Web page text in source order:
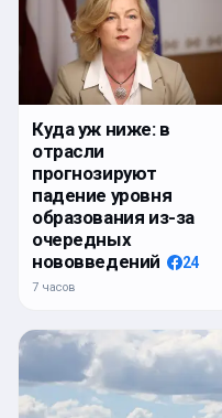
Куда уж ниже: в
отрасли
прогнозируют
падение уровня
образования из-за
очередных
нововведений
24
7 часов